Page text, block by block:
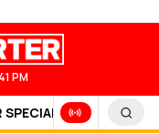
PM
SPECIAL SPORTS